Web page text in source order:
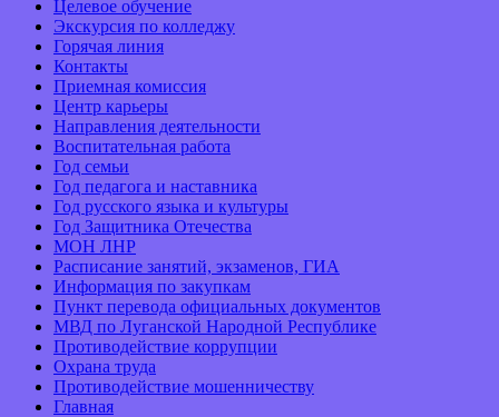
Целевое обучение
Экскурсия по колледжу
Горячая линия
Контакты
Приемная комиссия
Центр карьеры
Направления деятельности
Воспитательная работа
Год семьи
Год педагога и наставника
Год русского языка и культуры
Год Защитника Отечества
МОН ЛНР
Расписание занятий, экзаменов, ГИА
Информация по закупкам
Пункт перевода официальных документов
МВД по Луганской Народной Республике
Противодействие коррупции
Охрана труда
Противодействие мошенничеству
Главная